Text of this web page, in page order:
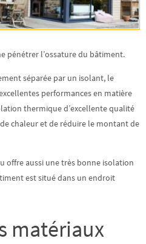
pénétrer l’ossature du bâtiment.
séparée par un isolant, le
performances en matière
thermiqued’excellente qualité
chaleur et de réduire le montant de
offre aussi une très bonne isolation
est situé dans un endroit
matériaux